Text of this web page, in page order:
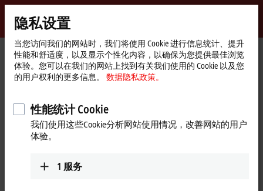
Beckhoff
-
自
动
化
技
术
Start
page
公司简介
最新资讯
XTS: Product news from Hannover Messe 2023
Video
2023年4月26日
XTS: Product news from Hannover
隐私设置
当您访问我们的网站时，我们将使用 Cookie 进行信息统计、提升
性能和舒适度，以及显示个性化内容，以确保为您提供最佳浏览
体验。您可以在我们的网站上找到有关我们使用的 Cookie 以及您
的用户权利的更多信息。
数据隐私政策。
性能统计 Cookie
我们使用这些Cookie分析网站使用情况，改善网站的用户
体验。
1 服务